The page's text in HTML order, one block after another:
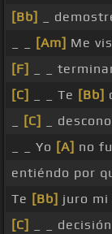
[Bb]
_
[Am] Me
[F]
_ _
[C]
_ _ Te [Bb]
[C]
_
_ _ Yo [A] no
entiéndo por
Te [Bb] juro mi
[C]
_ _ decisión